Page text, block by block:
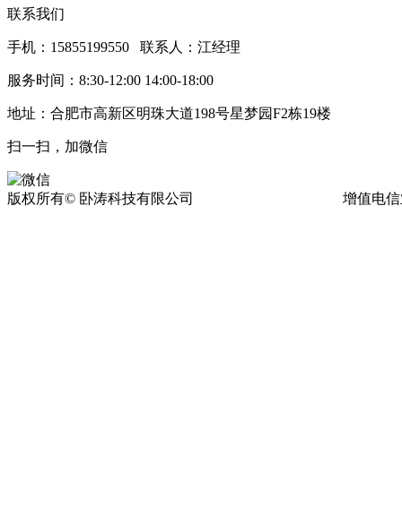
联系我们
手机：15855199550 联系人：江经理
服务时间：8:30-12:00 14:00-18:00
地址：合肥市高新区明珠大道198号星梦园F2栋19楼
扫一扫，加微信
版权所有© 卧涛科技有限公司 增值电